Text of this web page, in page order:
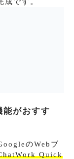
です。
能がおすす
のWebブ
Quick